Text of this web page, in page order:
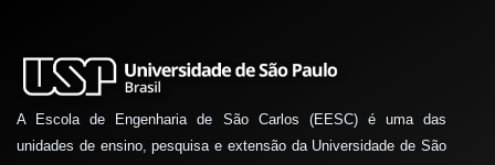
A Escola de Engenharia de São Carlos (EESC) é uma das
unidades de ensino, pesquisa e extensão da Universidade de São